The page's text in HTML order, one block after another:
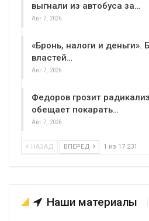
выгнали из автобуса за…
Авг 7, 2026
«Бронь, налоги и деньги».
властей…
Авг 7, 2026
Федоров грозит
обещает покарать…
Авг 7, 2026
НАЗАД ВПЕРЕД 1 из 17 231
Наши материалы